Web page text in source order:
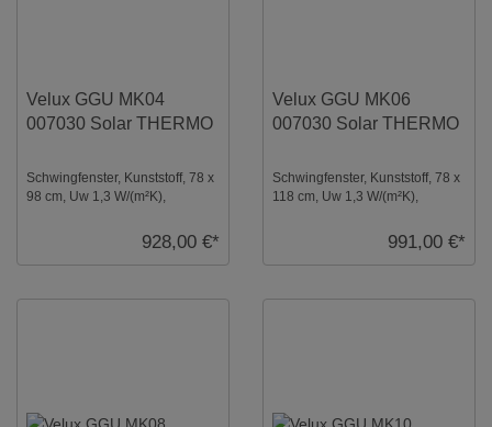
Velux GGU MK04
007030 Solar THERMO
Schwingfenster, Kunststoff, 78 x
98 cm, Uw 1,3 W/(m²K),
Dachfenster, Solar ...928,00 €*
Velux GGU MK06
007030 Solar THERMO
Schwingfenster, Kunststoff, 78 x
118 cm, Uw 1,3 W/(m²K),
Dachfenster, Solar ...991,00 €*